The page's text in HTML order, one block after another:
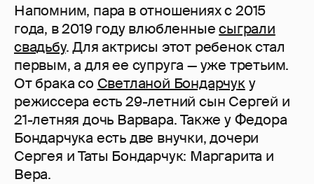
Напомним, пара в отношениях с 2015
года, в 2019 году влюбленныесыграли
свадьбу. Для актрисы этот ребенок стал
первым, а для ее супруга — уже третьим.
От брака со Светланой Бондарчуку
режиссера есть 29-летний сын Сергей и
21-летняя дочь Варвара. Также у Федора
Бондарчука есть две внучки, дочери
Сергея и Таты Бондарчук: Маргарита и
Вера.